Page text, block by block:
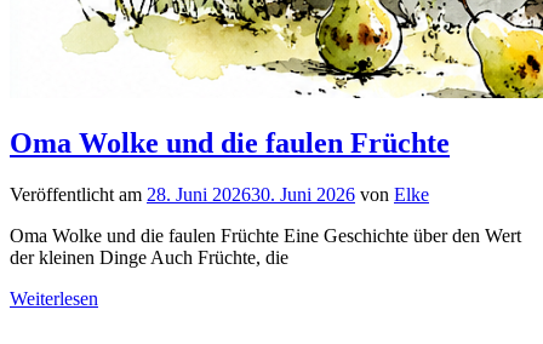
Oma Wolke und die faulen Früchte
Veröffentlicht am 28. Juni 202630. Juni 2026 von Elke
Oma Wolke und die faulen Früchte Eine Geschichte über den Wert
der kleinen Dinge Auch Früchte, die
Weiterlesen